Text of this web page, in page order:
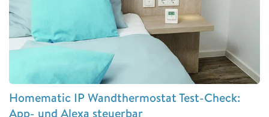
Homematic IP Wandthermostat Test-Check:
App- und Alexa steuerbar